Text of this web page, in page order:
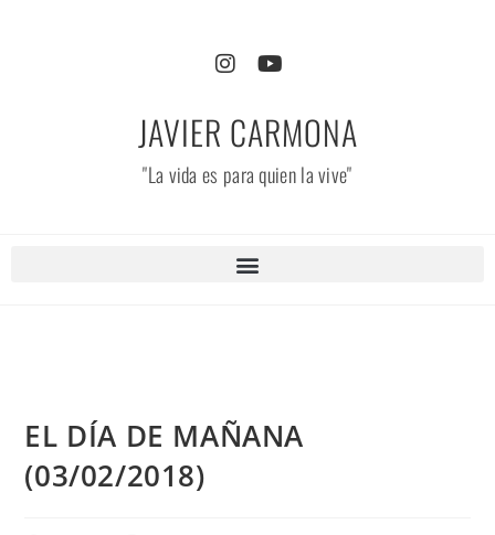
JAVIER CARMONA
"La vida es para quien la vive"
EL DÍA DE MAÑANA
(03/02/2018)